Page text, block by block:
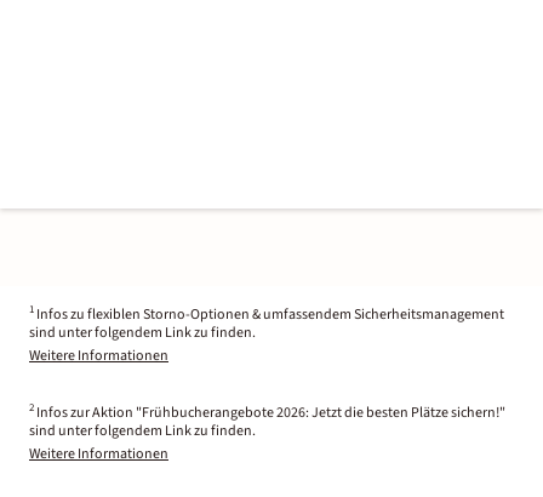
1 Infos zu flexiblen Storno-Optionen & umfassendem Sicherheitsmanagement
sind unter folgendem Link zu finden.
Weitere Informationen
2 Infos zur Aktion "Frühbucherangebote 2026: Jetzt die besten Plätze sichern!"
sind unter folgendem Link zu finden.
Weitere Informationen